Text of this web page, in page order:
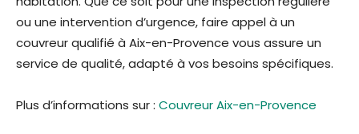
ou une intervention d’urgence, faire appel à un
couvreur qualifié à Aix-en-Provence vous assure un
service de qualité, adapté à vos besoins spécifiques.
Plus d’informations sur : Couvreur Aix-en-Provence